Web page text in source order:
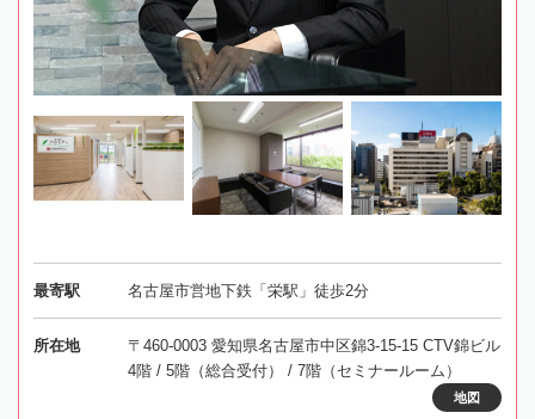
最寄駅 名古屋市営地下鉄「栄駅」徒歩2分
所在地
〒460-0003 愛知県名古屋市中区錦3-15-15 CTV錦ビル
4階 / 5階（総合受付） / 7階（セミナールーム）
地図